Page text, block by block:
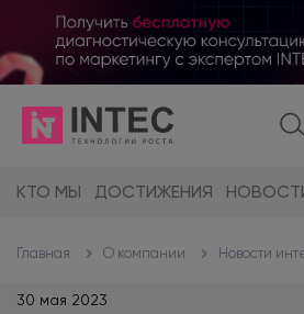
КТО МЫ ДОСТИЖЕНИЯ
Главная О компании Новости
30 мая 2023